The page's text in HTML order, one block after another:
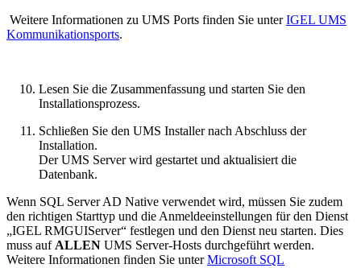
Weitere Informationen zu UMS Ports finden Sie unterIGEL UMS
Kommunikationsports.
Lesen Sie die Zusammenfassung und starten Sie den
Installationsprozess.
Schließen Sie den UMS Installer nach Abschluss der
Installation.
Der UMS Server wird gestartet und aktualisiert die
Datenbank.
Wenn SQL Server AD Native verwendet wird, müssen Sie zudem
den richtigen Starttyp und die Anmeldeeinstellungen für den Dienst
„IGEL RMGUIServer“ festlegen und den Dienst neu starten. Dies
muss auf ALLEN UMS Server-Hosts durchgeführt werden.
Weitere Informationen finden Sie unterMicrosoft SQL